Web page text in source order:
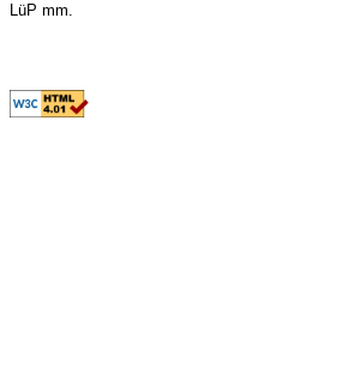
LüP mm.